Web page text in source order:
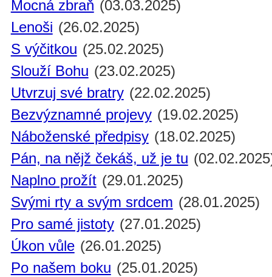
Mocná zbraň (03.03.2025)
Lenoši (26.02.2025)
S výčitkou (25.02.2025)
Slouží Bohu (23.02.2025)
Utvrzuj své bratry (22.02.2025)
Bezvýznamné projevy (19.02.2025)
Náboženské předpisy (18.02.2025)
Pán, na nějž čekáš, už je tu
Naplno prožít (29.01.2025)
Svými rty a svým srdcem (28.01.2025)
Pro samé jistoty (27.01.2025)
Úkon vůle (26.01.2025)
Po našem boku (25.01.2025)